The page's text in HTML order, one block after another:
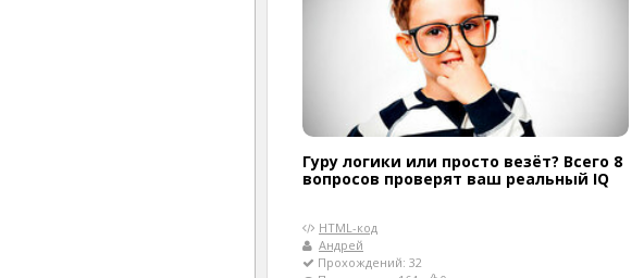
Гуру логики или просто везёт? Всего 8
вопросов проверят ваш реальный IQ
HTML-код
Андрей
Прохождений: 32